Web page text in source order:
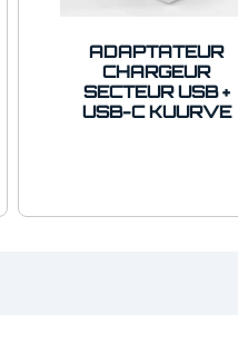
ADAPTATEUR
CHARGEUR
SECTEUR USB +
USB-C KUURVE